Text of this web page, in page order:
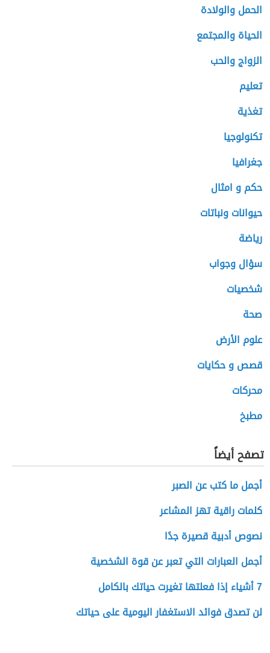
الحمل والولادة
الحياة والمجتمع
الزواج والحب
تعليم
تغذية
تكنولوجيا
جغرافيا
حكم و امثال
حيوانات ونباتات
رياضة
سؤال وجواب
شخصيات
صحة
علوم الأرض
قصص و حكايات
محركات
مطبخ
تصفح أيضاً
أجمل ما كتب عن الصبر
كلمات راقية تهز المشاعر
نصوص أدبية قصيرة جدًا
أجمل العبارات التي تعبر عن قوة الشخصية
7 أشياء إذا فعلتها تغيرت حياتك بالكامل
لن تصدق فوائد الاستغفار اليومية على حياتك